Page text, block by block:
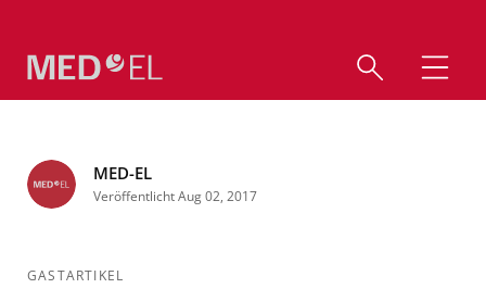
MED-EL
Veröffentlicht Aug 02, 2017
GASTARTIKEL